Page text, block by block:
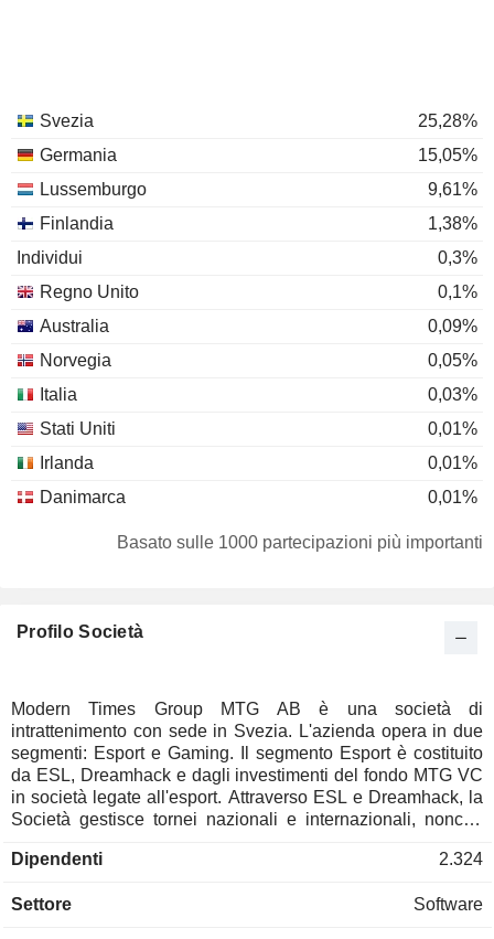
Svezia
25,28%
Germania
15,05%
Lussemburgo
9,61%
Finlandia
1,38%
Individui
0,3%
Regno Unito
0,1%
Australia
0,09%
Norvegia
0,05%
Italia
0,03%
Stati Uniti
0,01%
Irlanda
0,01%
Danimarca
0,01%
Basato sulle 1000 partecipazioni più importanti
Profilo Società
Modern Times Group MTG AB è una società di
intrattenimento con sede in Svezia. L'azienda opera in due
segmenti: Esport e Gaming. Il segmento Esport è costituito
da ESL, Dreamhack e dagli investimenti del fondo MTG VC
in società legate all'esport. Attraverso ESL e Dreamhack, la
Società gestisce tornei nazionali e internazionali, nonché
Gaming comprende InnoGames, Kongregate e gli
InnoGames è un editore di giochi per cellulari e on-line. Il
Dipendenti 2.324
Settore Software